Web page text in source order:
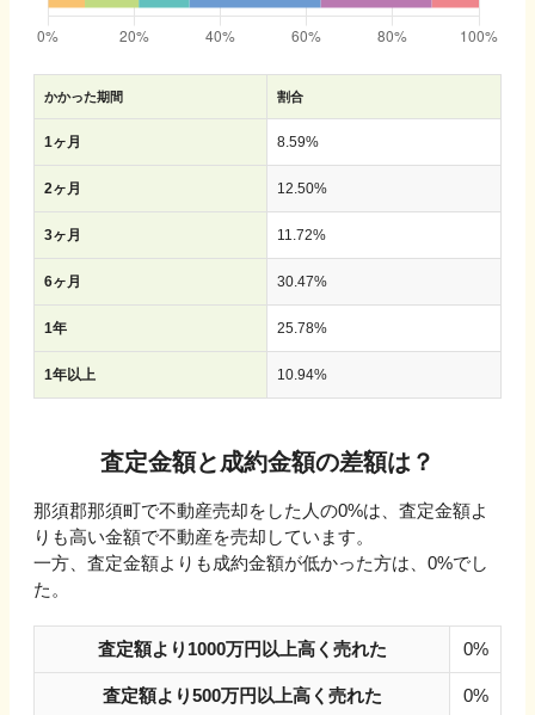
かかった期間 割合
1ヶ月 8.59%
2ヶ月 12.50%
3ヶ月 11.72%
6ヶ月 30.47%
1年 25.78%
1年以上 10.94%
査定金額と成約金額の差額は？
那須郡那須町で不動産売却をした人の0%は、査定金額よ
りも高い金額で不動産を売却しています。
一方、査定金額よりも成約金額が低かった方は、 0%でし
た。
査定額より1000万円以上高く売れた 0%
査定額より500万円以上高く売れた 0%